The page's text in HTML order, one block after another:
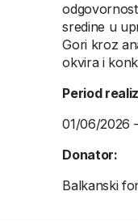
sredine u
Gori kroz
okvira i
Period
01/06/2026
Donator:
Balkanski